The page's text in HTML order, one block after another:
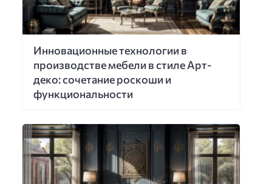
Инновационные технологии в
производстве мебели в стиле Арт-
деко: сочетание роскоши и
функциональности